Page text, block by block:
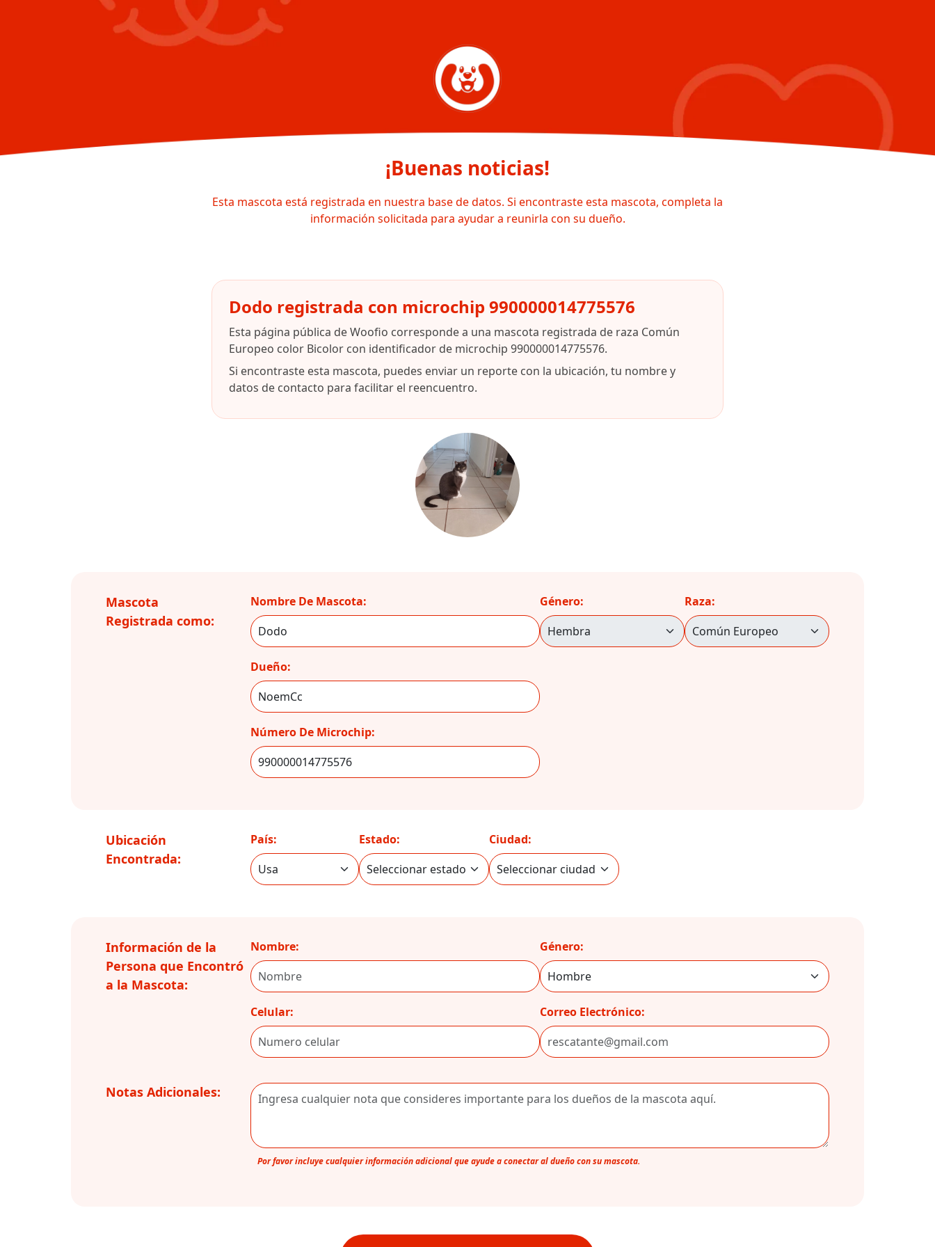
¡Buenas noticias!
Esta mascota está registrada en nuestra base de datos. Si encontraste esta mascota, completa la
información solicitada para ayudar a reunirla con su dueño.
Dodo registrada con microchip 990000014775576
Esta página pública de Woofio corresponde a una mascota registrada de raza Común
Europeo color Bicolor con identificador de microchip 990000014775576.
Si encontraste esta mascota, puedes enviar un reporte con la ubicación, tu nombre y
datos de contacto para facilitar el reencuentro.
Mascota
Registrada como:
Nombre De Mascota:
Dueño:
Número De Microchip:
Género: Raza:
Ubicación
Encontrada:
País: Estado: Ciudad:
Información de la
Persona que Encontró
a la Mascota:
Nombre:
Celular:
Género:
Correo Electrónico:
Notas Adicionales:
Por favor incluye cualquier información adicional que ayude a conectar al dueño con su mascota.